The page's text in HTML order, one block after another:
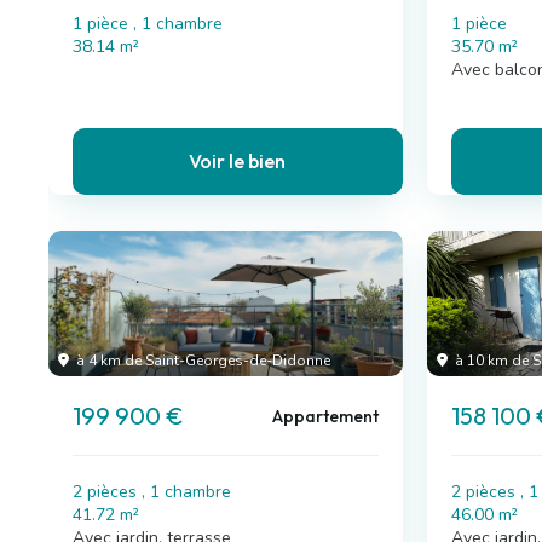
1 pièce , 1 chambre
38.14 m²
Voir le bien
1 pièce
35.70 m²
Avec
à 4 km de Saint-Georges-de-Didonne
199 900 € Appartement
2 pièces , 1 chambre
41.72 m²
à 10 km de
158 100
2 pièces ,
46.00 m²